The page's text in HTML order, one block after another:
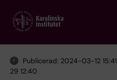
main
Publicerad: 2024-03-12
29 12:40